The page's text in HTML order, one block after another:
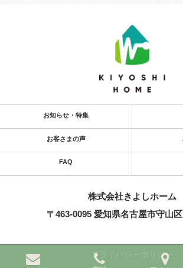
お知らせ・特集
お客さまの声
FAQ
株式会社きよし​ホーム
〒463-0095 愛知県名古屋市守山
プライバシーポリシー